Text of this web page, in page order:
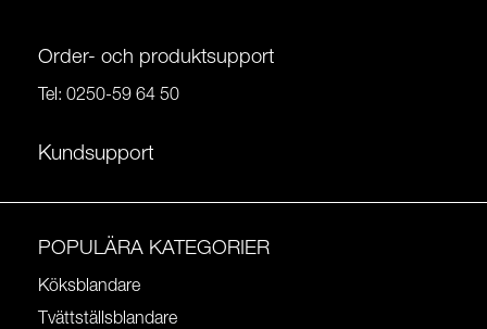
Order- och produktsupport
Tel: 0250-59 64 50
Kundsupport
POPULÄRA KATEGORIER
Köksblandare
Tvättställsblandare